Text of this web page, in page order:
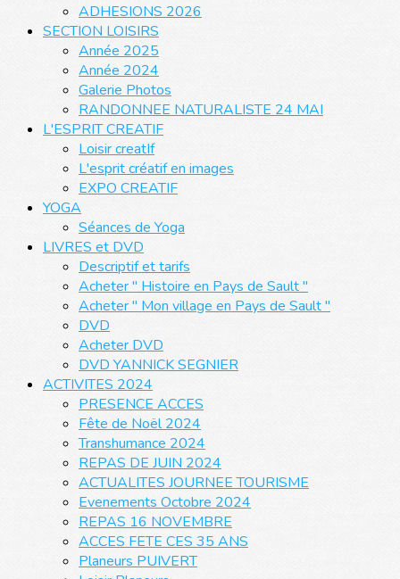
ADHESIONS 2026
SECTION LOISIRS
Année 2025
Année 2024
Galerie Photos
RANDONNEE NATURALISTE 24 MAI
L'ESPRIT CREATIF
Loisir creatIf
L'esprit créatif en images
EXPO CREATIF
YOGA
Séances de Yoga
LIVRES et DVD
Descriptif et tarifs
Acheter " Histoire en Pays de Sault "
Acheter " Mon village en Pays de Sault "
DVD
Acheter DVD
DVD YANNICK SEGNIER
ACTIVITES 2024
PRESENCE ACCES
Fête de Noël 2024
Transhumance 2024
REPAS DE JUIN 2024
ACTUALITES JOURNEE TOURISME
Evenements Octobre 2024
REPAS 16 NOVEMBRE
ACCES FETE CES 35 ANS
Planeurs PUIVERT